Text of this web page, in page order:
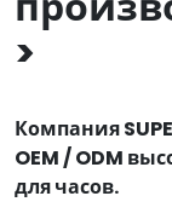
>
Компания
OEM / ODM
для часов.